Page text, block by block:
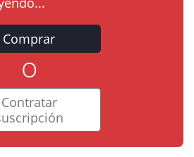
Comprar
o
Contratar